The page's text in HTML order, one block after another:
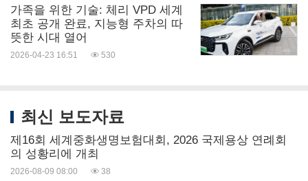
가족을 위한 기술: 체리 VPD 세계
최초 공개 완료, 지능형 주차의 따
뜻한 시대 열어
2026-04-23 16:51 530
최신 보도자료
제16회 세계중화생명보험대회, 2026 국제용상 연례회
의 성황리에 개최
2026-08-09 08:00 38